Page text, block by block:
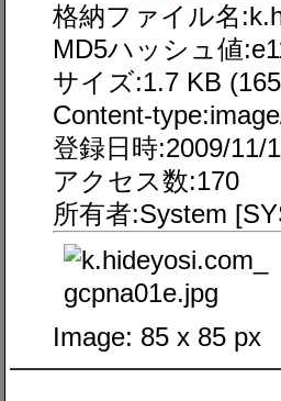
格納ファイル名
MD5ハッシュ値
サイズ:1.7 KB
Content-
登録日時:2009/11/
アクセス数:170
所有者:System
Image: 85 x 85 px